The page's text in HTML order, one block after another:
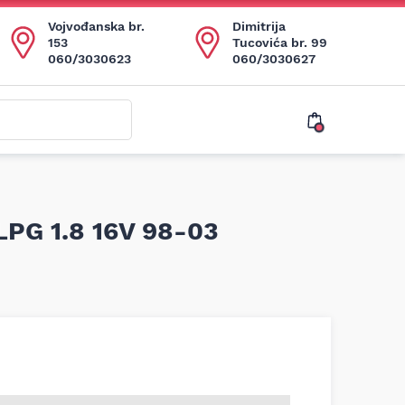
Vojvođanska br.
153
060/3030623
Dimitrija
Tucovića br. 99
060/3030627
1.8 16V 98-03